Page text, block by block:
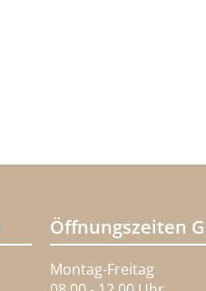
Öffnungszeiten
Montag-Freitag